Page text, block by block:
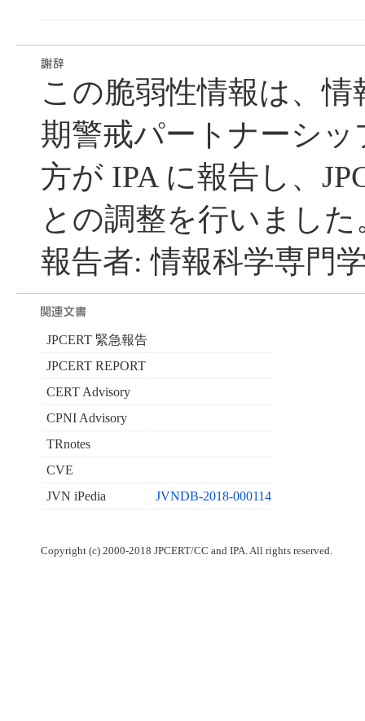
この脆弱性情報は、
期警戒パートナーシ
方が IPA に報告し、
との調整を行いました
報告者: 情報科学専門
JPCERT 緊急報告
JPCERT REPORT
CERT Advisory
CPNI Advisory
TRnotes
CVE
JVN iPedia
JVNDB-2018-000114
Copyright (c) 2000-2018 JPCERT/CC and IPA. All rights reserved.